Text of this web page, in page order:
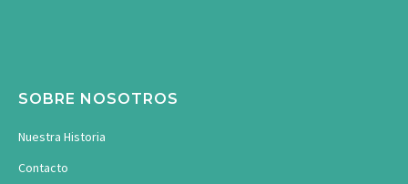
SOBRE NOSOTROS
Nuestra Historia
Contacto